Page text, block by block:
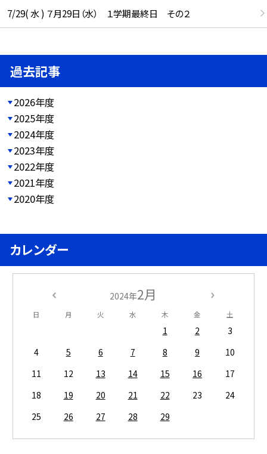
7/29( 水 ) ７月29日（水） １学期最終日 その２
過去記事
2026年度
2025年度
2024年度
2023年度
2022年度
2021年度
2020年度
カレンダー
2024年2月
日 月 火 水 木 金 土
1 2
3
4
5 6 7 8 9
10
11
12 13 14 15 16
17
18
19 20 21 22 23
24
25
26 27 28 29